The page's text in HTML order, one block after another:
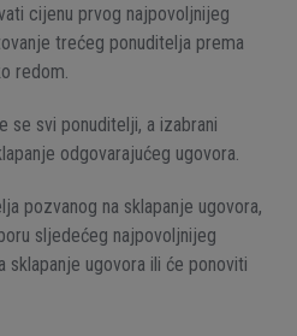
cijenu prvog najpovoljnijeg
trećeg ponuditelja prema
redom.
se svi ponuditelji, a izabrani
odgovarajućeg ugovora.
pozvanog na sklapanje ugovora,
sljedećeg najpovoljnijeg
sklapanje ugovora ili će ponoviti